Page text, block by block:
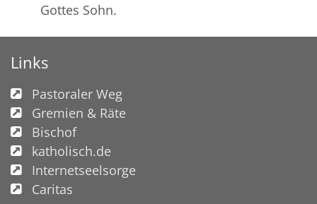
Gottes Sohn.
Links
Pastoraler Weg
Gremien & Räte
Bischof
katholisch.de
Internetseelsorge
Caritas